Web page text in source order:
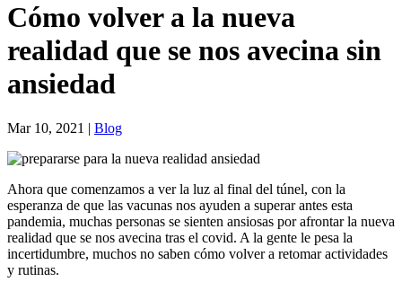
Cómo volver a la nueva
realidad que se nos avecina sin
ansiedad
Mar 10, 2021 | Blog
Ahora que comenzamos a ver la luz al final del túnel, con la
esperanza de que las vacunas nos ayuden a superar antes esta
pandemia, muchas personas se sienten ansiosas por afrontar la nueva
realidad que se nos avecina tras el covid. A la gente le pesa la
incertidumbre, muchos no saben cómo volver a retomar actividades
y rutinas.